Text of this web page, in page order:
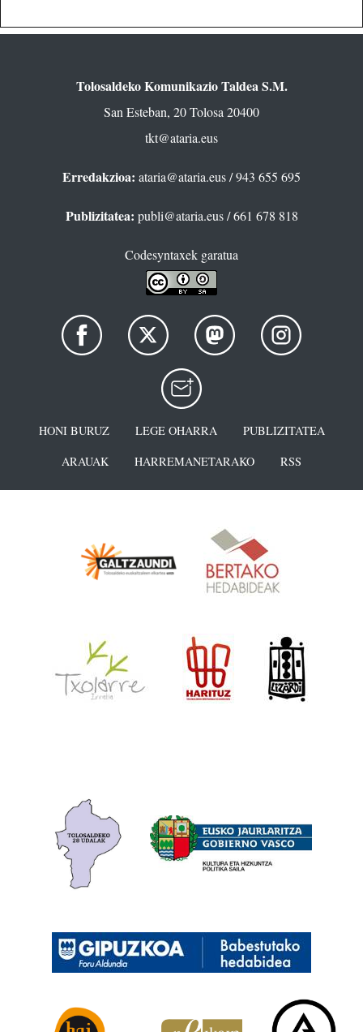
Tolosaldeko Komunikazio Taldea S.M.
San Esteban, 20 Tolosa 20400
tkt@ataria.eus
Erredakzioa: ataria@ataria.eus/ 943 655 695
Publizitatea: publi@ataria.eus/ 661 678 818
Codesyntaxek garatua
HONI BURUZ LEGE OHARRA
PUBLIZITATEA
ARAUAK
HARREMANETARAKO RSS